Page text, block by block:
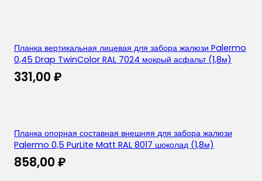
Планка вертикальная лицевая для забора жалюзи Palermo
0,45 Drap TwinColor RAL 7024 мокрый асфальт (1,8м)
331,00 ₽
Планка опорная составная внешняя для забора жалюзи
Palermo 0,5 PurLite Matt RAL 8017 шоколад (1,8м)
858,00 ₽